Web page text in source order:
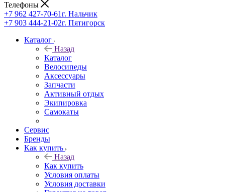
Телефоны
+7 962 427-70-61г. Нальчик
+7 903 444-21-02г. Пятигорск
Каталог
Назад
Каталог
Велосипеды
Аксессуары
Запчасти
Активный отдых
Экипировка
Самокаты
Сервис
Бренды
Как купить
Назад
Как купить
Условия оплаты
Условия доставки